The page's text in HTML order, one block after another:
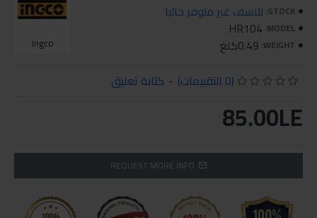
STOCK: للاسف غير متوفر حاليا
MODEL:
HR104
WEIGHT: 0.49كلغ Ingco
(0 التقييمات) - كتابة تعليق
85.00LE
REQUEST MORE INFO